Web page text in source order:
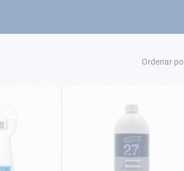
Ordenar